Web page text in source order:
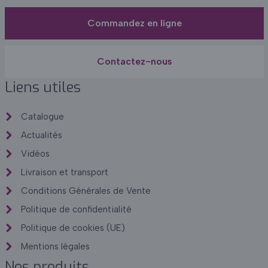
Commandez en ligne
Contactez-nous
Liens utiles
Catalogue
Actualités
Vidéos
Livraison et transport
Conditions Générales de Vente
Politique de confidentialité
Politique de cookies (UE)
Mentions légales